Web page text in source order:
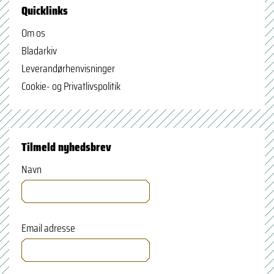
Quicklinks
Om os
Bladarkiv
Leverandørhenvisninger
Cookie- og Privatlivspolitik
Tilmeld nyhedsbrev
Navn
Email adresse